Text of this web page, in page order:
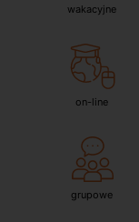
wakacyjne
on-line
grupowe